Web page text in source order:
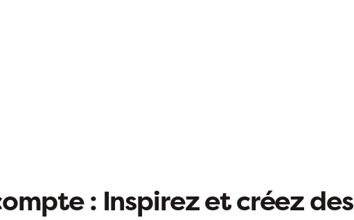
: Inspirez et créez des